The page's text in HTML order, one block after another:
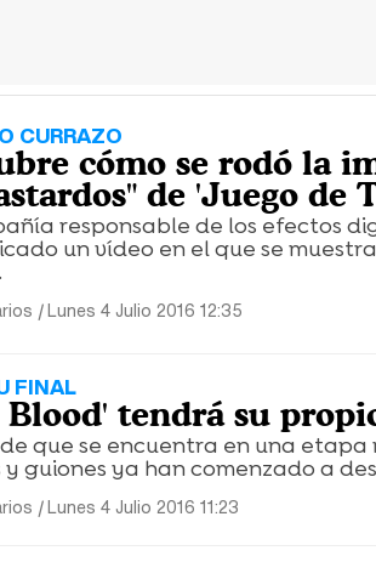
CURRAZO
cómo se rodó la
de 'Juego de
responsable de los efectos
un vídeo en el que se
|Lunes 4 Julio 2016 12:35
FINAL
Blood' tendrá su
que se encuentra en una
y guiones ya han comenzado a
|Lunes 4 Julio 2016 11:23